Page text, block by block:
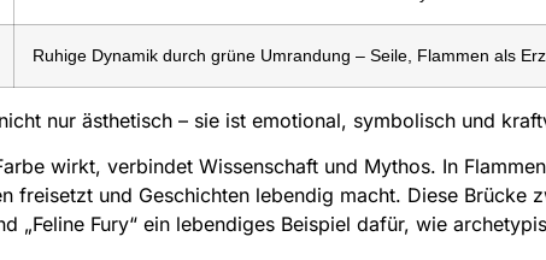
Ruhige Dynamik durch grüne Umrandung – Seile, Flammen als
nur ästhetisch – sie ist emotional, symbolisch und
wirkt, verbindet Wissenschaft und Mythos. In
freisetzt und Geschichten lebendig macht. Diese Brücke
„Feline Fury“ ein lebendiges Beispiel dafür, wie